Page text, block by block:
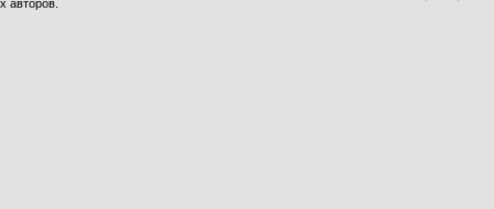
авторов.